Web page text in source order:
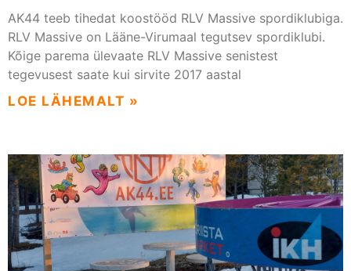
AK44 teeb tihedat koostööd RLV Massive spordiklubiga.
RLV Massive on Lääne-Virumaal tegutsev spordiklubi.
Kõige parema ülevaate RLV Massive senistest
tegevusest saate kui sirvite 2017 aastal
LOE LÄHEMALT »